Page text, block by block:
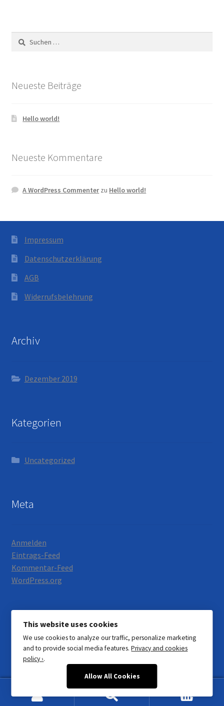
Suchen
nach:
Neueste Beiträge
Hello world!
Neueste Kommentare
A WordPress Commenterzu Hello world!
Impressum
Datenschutzerklärung
AGB
Widerrufsbelehrung
Archiv
Dezember 2019
Kategorien
Uncategorized
Meta
Anmelden
Eintrags-Feed
Kommentar-Feed
WordPress.org
© Motorrad Neumann 2026
Datenschutzerklärung
Erstellt mit WooCommerce
This website uses cookies
We use cookies to analyze our traffic, personalize marketing
and to provide social media features.Privacy and cookies
policy ›.
Allow All Cookies